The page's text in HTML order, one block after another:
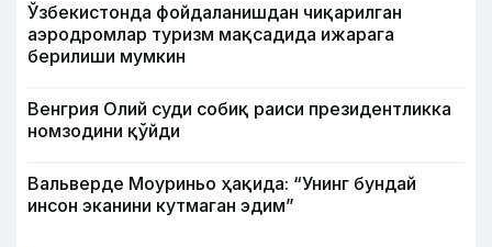
Ўзбекистонда фойдаланишдан чиқарилган
аэродромлар туризм мақсадида ижарага
берилиши мумкин
Венгрия Олий суди собиқ раиси президентликка
номзодини қўйди
Вальверде Моуриньо ҳақида: “Унинг бундай
инсон эканини кутмаган эдим”